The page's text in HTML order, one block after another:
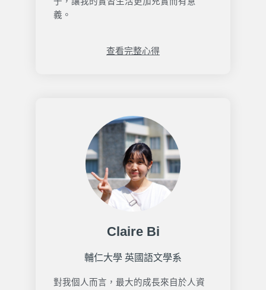
義。
查看完整心得
Claire Bi
輔仁大學 英國語文學系
對我個人而言，最大的成長來自於人資